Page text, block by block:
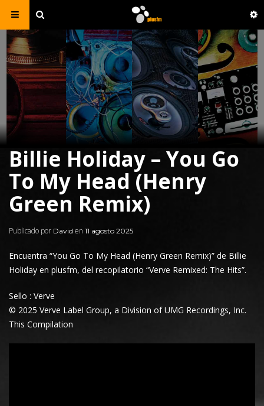
Billie Holiday – You Go
To My Head (Henry
Green Remix)
Publicado por David en 11 agosto 2025
Encuentra “You Go To My Head (Henry Green Remix)” de Billie
Holiday en plusfm, del recopilatorio “Verve Remixed: The Hits”.
Sello : Verve
© 2025 Verve Label Group, a Division of UMG Recordings, Inc.
This Compilation